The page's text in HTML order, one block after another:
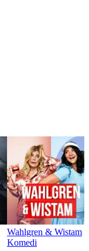
Wahlgren & Wistam
Komedi